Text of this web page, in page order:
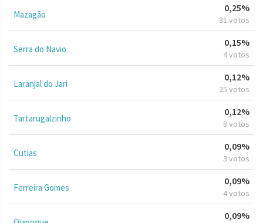
Mazagão
0,25%
31 votos
Serra do Navio
0,15%
4 votos
Laranjal do Jari
0,12%
25 votos
Tartarugalzinho
0,12%
8 votos
Cutias
0,09%
3 votos
Ferreira Gomes
0,09%
4 votos
0,09%